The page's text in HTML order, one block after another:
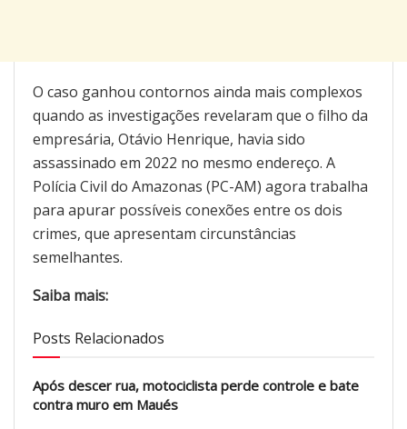
O caso ganhou contornos ainda mais complexos
quando as investigações revelaram que o filho da
empresária, Otávio Henrique, havia sido
assassinado em 2022 no mesmo endereço. A
Polícia Civil do Amazonas (PC-AM) agora trabalha
para apurar possíveis conexões entre os dois
crimes, que apresentam circunstâncias
semelhantes.
Saiba mais:
Posts Relacionados
Após descer rua, motociclista perde controle e bate
contra muro em Maués